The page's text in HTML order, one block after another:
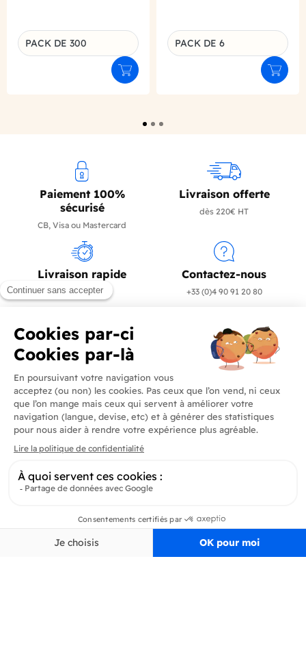
Déclinaison du produit
PACK DE 300
Ajouter au panier
Déclinaison du produit
PACK DE 6
Paiement 100%
sécurisé
CB, Visa ou Mastercard
Livraison offerte
dès 220€ HT
Livraison rapide
en 24/72h
Contactez-nous
+33 (0)4 90 91 20 80